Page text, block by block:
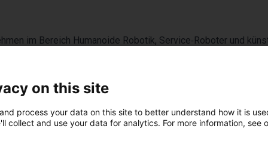
im Bereich Humanoide Robotik, Service‑Roboter und
China, entwickelt UBTECH intelligente
bekannt ist das Unternehmen für humanoide
Yanshee. UBTECH kombiniert KI‑Algorithmen, maschinelles
und flexible Mensch‑Roboter‑Interaktion zu ermöglichen. Mit
klaren Vision für embodied AI treibt UBTECH die
Automatisierung maßgeblich voran.
on this site
process your data on this site to better understand how it is
collect and use your data for analytics. For more information, see